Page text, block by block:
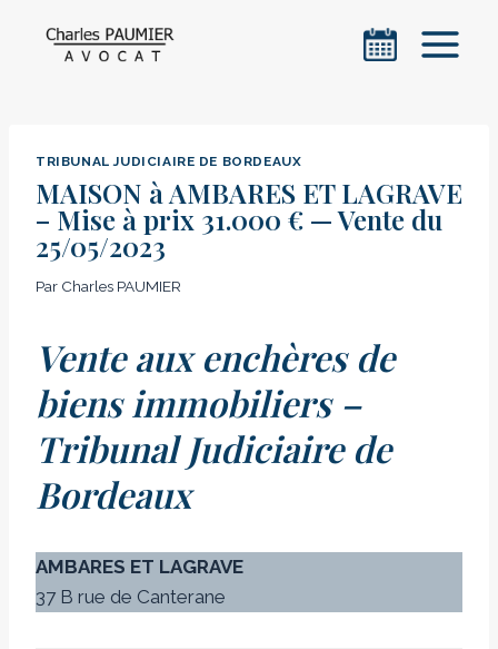
TRIBUNAL JUDICIAIRE DE BORDEAUX
MAISON à AMBARES ET LAGRAVE
– Mise à prix 31.000 € — Vente du
25/05/2023
Par Charles PAUMIER
Vente aux enchères de
biens immobiliers –
Tribunal Judiciaire de
Bordeaux
AMBARES ET LAGRAVE
37 B rue de Canterane